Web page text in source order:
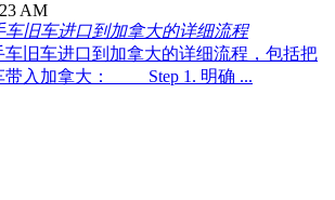
AM
车旧车进口到加拿大的详细流程
车旧车进口到加拿大的详细流程，包括把
带入加拿大： Step 1. 明确 ...